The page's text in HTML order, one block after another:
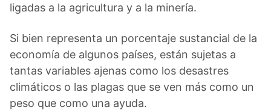
ligadas a la agricultura y a la minería.
Si bien representa un porcentaje sustancial de la
economía de algunos países, están sujetas a
tantas variables ajenas como los desastres
climáticos o las plagas que se ven más como un
peso que como una ayuda.